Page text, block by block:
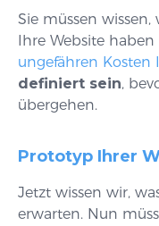
Sie müssen
Ihre Website
ungefähren Kosten
definiert sein,
übergehen.
Prototyp Ihrer
Jetzt wissen wir,
erwarten. Nun